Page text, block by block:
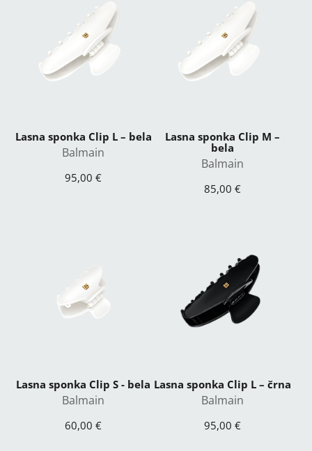
Lasna sponka Clip L – bela
Balmain
95,00 €
Lasna sponka Clip M –
bela
Balmain
85,00 €
Lasna sponka Clip S - bela
Balmain
60,00 €
Lasna sponka Clip L – črna
Balmain
95,00 €